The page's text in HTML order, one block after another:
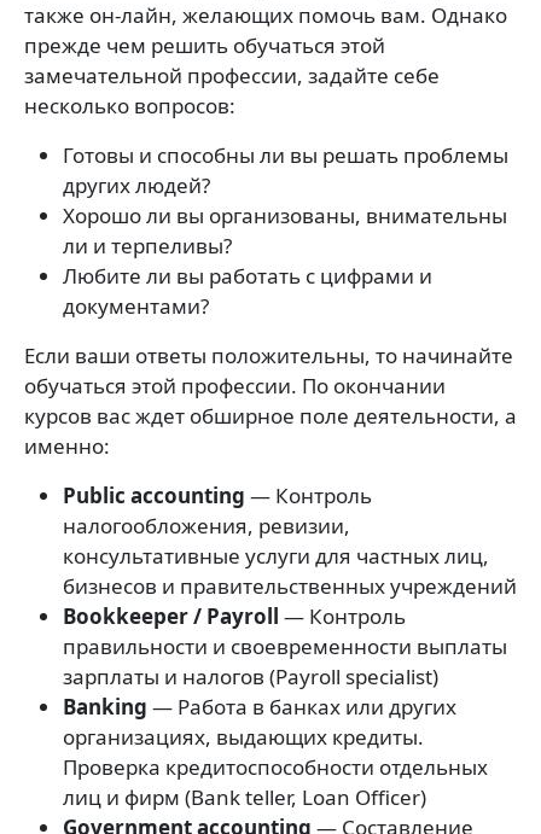
также он-лайн, желающих помочь вам. Однако
прежде чем решить обучаться этой
замечательной профессии, задайте себе
несколько вопросов:
Готовы и способны ли вы решать проблемы
других людей?
Хорошо ли вы организованы, внимательны
ли и терпеливы?
Любите ли вы работать с цифрами и
документами?
Если ваши ответы положительны, то начинайте
обучаться этой профессии. По окончании
курсов вас ждет обширное поле деятельности, а
именно:
Public accounting — Контроль
налогообложения, ревизии,
консультативные услуги для частных лиц,
бизнесов и правительственных учреждений
Bookkeeper / Payroll — Контроль
правильности и своевременности выплаты
зарплаты и налогов (Payroll specialist)
Banking — Работа в банках или других
организациях, выдающих кредиты.
Проверка кредитоспособности отдельных
лиц и фирм (Bank teller, Loan Officer)
Government accounting — Составление